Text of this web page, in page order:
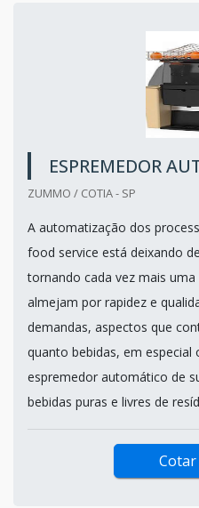
ESPREMEDOR
ZUMMO / COTIA - SP
A automatização dos
food service está deixando
tornando cada vez mais uma
almejam por rapidez e
demandas, aspectos que
quanto bebidas, em especial
espremedor automático de
bebidas puras e livres de